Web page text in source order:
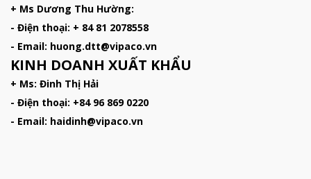
+ Ms Dương Thu Hường:
- Điện thoại: + 84 81 2078558
- Email: huong.dtt@vipaco.vn
KINH DOANH XUẤT KHẨU
+ Ms: Đinh Thị Hải
- Điện thoại: +84 96 869 0220
- Email: haidinh@vipaco.vn